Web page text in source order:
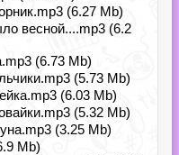
(6.27 Mb)
весной....mp3 (6.2
(6.73 Mb)
(5.73 Mb)
(6.03 Mb)
(5.32 Mb)
(3.25 Mb)
Mb)